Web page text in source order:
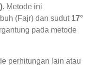
. Metode ini
(Fajr) dan sudut 17°
pada metode
perhitungan lain atau